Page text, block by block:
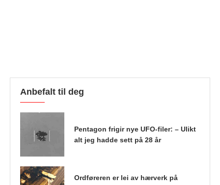
Anbefalt til deg
Pentagon frigir nye UFO-filer: – Ulikt
alt jeg hadde sett på 28 år
Ordføreren er lei av hærverk på